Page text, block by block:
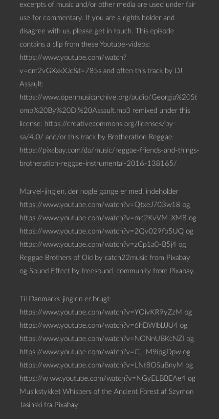
excerpts of music and/or other media are used under fair
use for commentary. If you are a rights holder and
disagree with us, please get in touch. This episode
contains a clip from these Youtube-videos:
https://www.youtube.com/watch?
v=qm2vGXxkXJc&t=785s and often this track by DJ
Assault:
https://www.openmusicarchive.org/audio/Georgia%20St
omp%20By%20Dj%20Assault.mp3 remixed under this
license: https://creativecommons.org/licenses/by-
sa/4.0/ and/or this track by Brotheration Reggae:
https://pixabay.com/da/music/reggae-friends-and-things-
brotheration-reggae-instrumental-2016-138165/
Marvel-jinglen, der nogle gange er med, indeholder
https://www.youtube.com/watch?v=QtxeJ703w18 og
https://www.youtube.com/watch?v=mc2KvVM-XM8 og
https://www.youtube.com/watch?v=2Qv029fb5UQ og
https://www.youtube.com/watch?v=zCp1a0-B5j4 og
Reggae Brothers of Old by catch22music from Pixabay
og Sound Effect by freesound_community from Pixabay.
Til Danmarks-jinglen er brugt:
https://www.youtube.com/watch?v=YOivKR9yZzM og
https://www.youtube.com/watch?v=6hDWlblJJU4 og
https://www.youtube.com/watch?v=NONnUBKcNZI og
https://www.youtube.com/watch?v=C_-M9ipgDpw og
https://www.youtube.com/watch?v=LNt8OSuBnyM og
https://w ww.youtube.com/watch?v=NGyELBBEAe4 og
Musikstykket Whispers of the Ancient Forest af Szymon
Jasinski fra Pixabay